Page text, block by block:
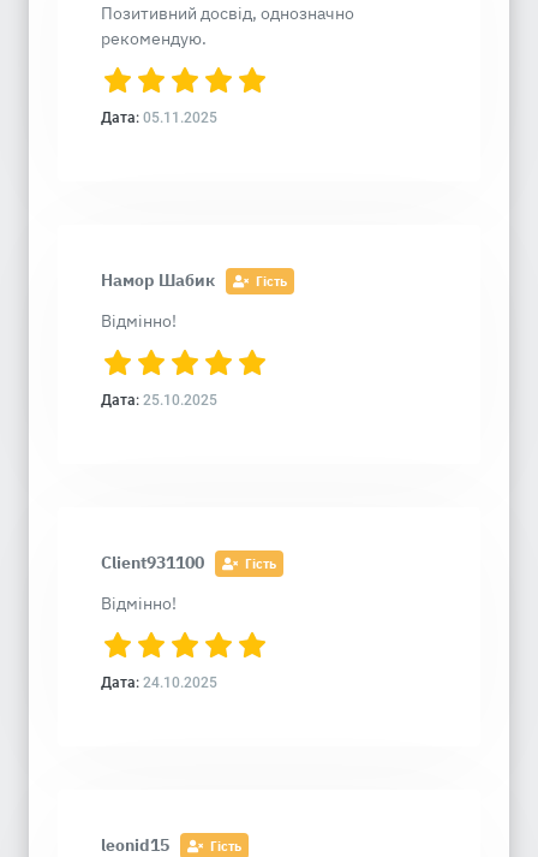
Позитивний досвід, однозначно
рекомендую.
Дата: 05.11.2025
Намор Шабик Гість
Відмінно!
Дата: 25.10.2025
Client931100 Гість
Відмінно!
Дата: 24.10.2025
leonid15 Гість